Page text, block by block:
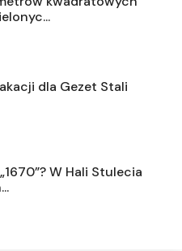
dla Gezet Stali
W Hali Stulecia